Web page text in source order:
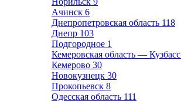
Ачинск 6
Днепропетровская область 118
Днепр 103
Подгородное 1
Кемеровская область — Кузбасс
Кемерово 30
Новокузнецк 30
Прокопьевск 8
Одесская область 111